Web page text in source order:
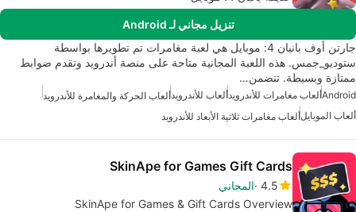
تنزيل مجاني لـ Android
جارتن أوف بانبان 4: موبايل هي لعبة مغامرات تم تطويرها بواسطة
ستوديو_جمس. هذه اللعبة المجانية متاحة على منصة أندرويد وتقدم ضوابط
ممتازة وبسيطة. تتضمن…
Androidألعاب مغامرات للأندرويدألعاب للأندرويدألعاب الحركة والمغامرة للأندرويد
ألعاب الموبايلألعاب مغامرات ثلاثية الأبعاد للأندرويد
SkinApe for Games Gift Cards
4.5 المجاني
SkinApe for Games & Gift Cards Overview